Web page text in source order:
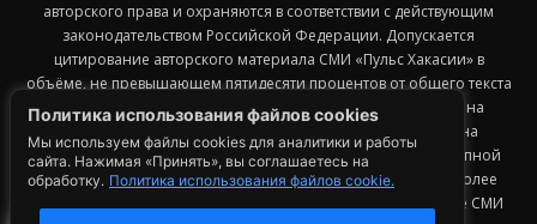
Политика использования файлов cookies
Мы используем файлы cookies для аналитики и работы
сайта. Нажимая «Принять», вы соглашаетесь на
обработку. Политика использования файлов cookie.
авторского права и охраняются в соответствии с действующим
законодательством Российской Федерации. Допускается
цитирование авторского материала СМИ «Пульс Хакасии» в
объёме, не превышающем пятидесяти процентов от общего текста
публикации с обязательным размещением гиперссылки на
страницу заимствования материала. Гиперссылка должна
размещаться в тексте цитируемого материала и быть доступной
для индексации поисковыми системами. Заимствование более
50% общего объема материала, опубликованного на сайте СМИ